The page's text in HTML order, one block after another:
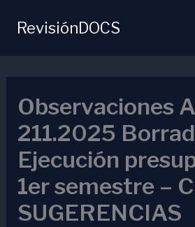
RevisiónDOCS
Observaciones
211.2025
Ejecución
1er semestre –
SUGERENCIAS